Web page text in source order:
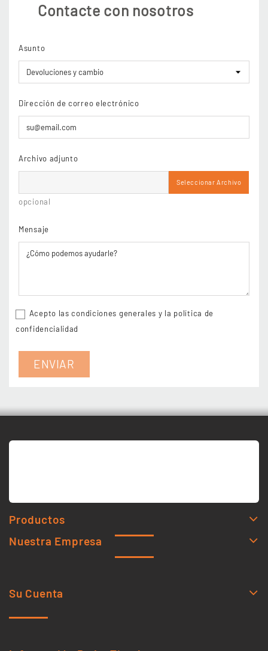
Contacte con nosotros
Asunto
Dirección de correo electrónico
Archivo adjunto
Seleccionar Archivo
opcional
Mensaje
Acepto las condiciones generales y la política de
confidencialidad
Productos
Nuestra Empresa
Su Cuenta